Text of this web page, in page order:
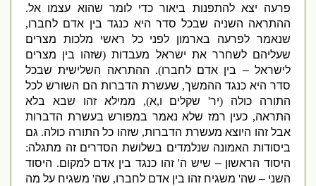
פרעה יצא להתפנות ביאור כדי לומר שהוא עצמו אל.
ההתראה השניה שבכל סדר היא כנגד בין אדם לחברו,
שנאמר לפרעה בארמון לפני כל ראשי מלכות מצרים
שעליהם לשחרר את ישראל מעבדות(שזהו בין מצרים
לישראל – בין אדם לחברו).ההתראה השלישית שבכל
סדר היא כנגד ההמשך,שעשרת הדברות הם השורש לכל
התורה כולה( יר'שקלים ו א),ממילא זהו שבא בלא
התראה,כעין רמז שלא נאמר במפורש בעשרת הדברות
אבל זהו היוצא מעשרת הדברות,שזהו כל התורה כולה.גם
ביסודות האמונה שנלמדים בשלושת הסדרים זה מתגלה:
היסוד הראשון – שיש ה 'זהו כנגד בין אדם למקום.היסוד
השני – שה'משגיח זהו בין אדם לחברו,שה'משגיח על מה